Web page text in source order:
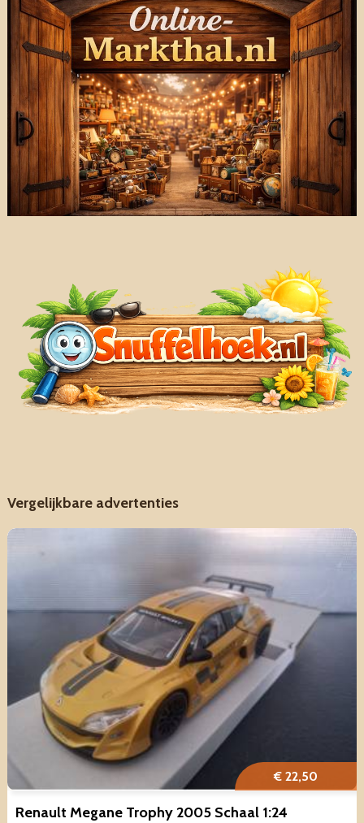
Vergelijkbare advertenties
€ 22,50
Renault Megane Trophy 2005 Schaal 1:24